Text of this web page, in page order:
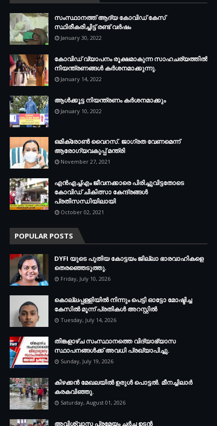
സംസ്ഥാനത്ത് ആദ്യ കോവിഡ് കേസ്
സ്ഥിരീകരിച്ചിട്ട് രണ്ട് വര്‍ഷം
January 30, 2022
കോവിഡ് വ്യാപനം രൂക്ഷമാകുന്ന സാഹചര്യത്തില്‍
നിയന്ത്രണങ്ങള്‍ കര്‍ശനമാക്കുന്നു.
January 14, 2022
ആള്‍ക്കൂട്ട നിയന്ത്രണം കര്‍ശനമാക്കും
January 10, 2022
ഒമിക്രോണ്‍ വൈറസ്. ജാഗ്രത വേണമെന്ന്
ആരോഗ്യവകുപ്പ് മന്ത്രി
November 27, 2021
എന്‍എച്ച്എം ജീവനക്കാരെ പിരിച്ചുവിട്ടതോടെ
കോവിഡ് ചികിത്സാ കേന്ദ്രങ്ങള്‍
പ്രതിസന്ധിയിലായി
October 02, 2021
POPULAR POSTS
DYFI യുടെ പുതിയ കോട്ടയം ജില്ലാ ഭാരവാഹികളെ
തെരഞ്ഞെടുത്തു.
Friday, July 10, 2026
കൊല്ലപ്പള്ളിയില്‍ നിന്നും പെട്ടി ഓട്ടോ മോഷ്ടിച്ച
കേസില്‍ മൂന്ന് പ്രതികള്‍ അറസ്റ്റില്‍
Tuesday, July 14, 2026
തിങ്കളാഴ്ച സംസ്ഥാനത്തെ വിദ്യാഭ്യാസ
സ്ഥാപനങ്ങള്‍ക്ക് അവധി പ്രഖ്യാപിച്ചു.
Sunday, July 19, 2026
കിഴക്കന്‍ മേഖലയില്‍ ഉരുള്‍ പൊട്ടല്‍. മീനച്ചിലാര്‍
കരകവിഞ്ഞു.
Saturday, August 01, 2026
അവിശ്വാസ പ്രമേയം ചര്‍ച്ച ഉടന്‍